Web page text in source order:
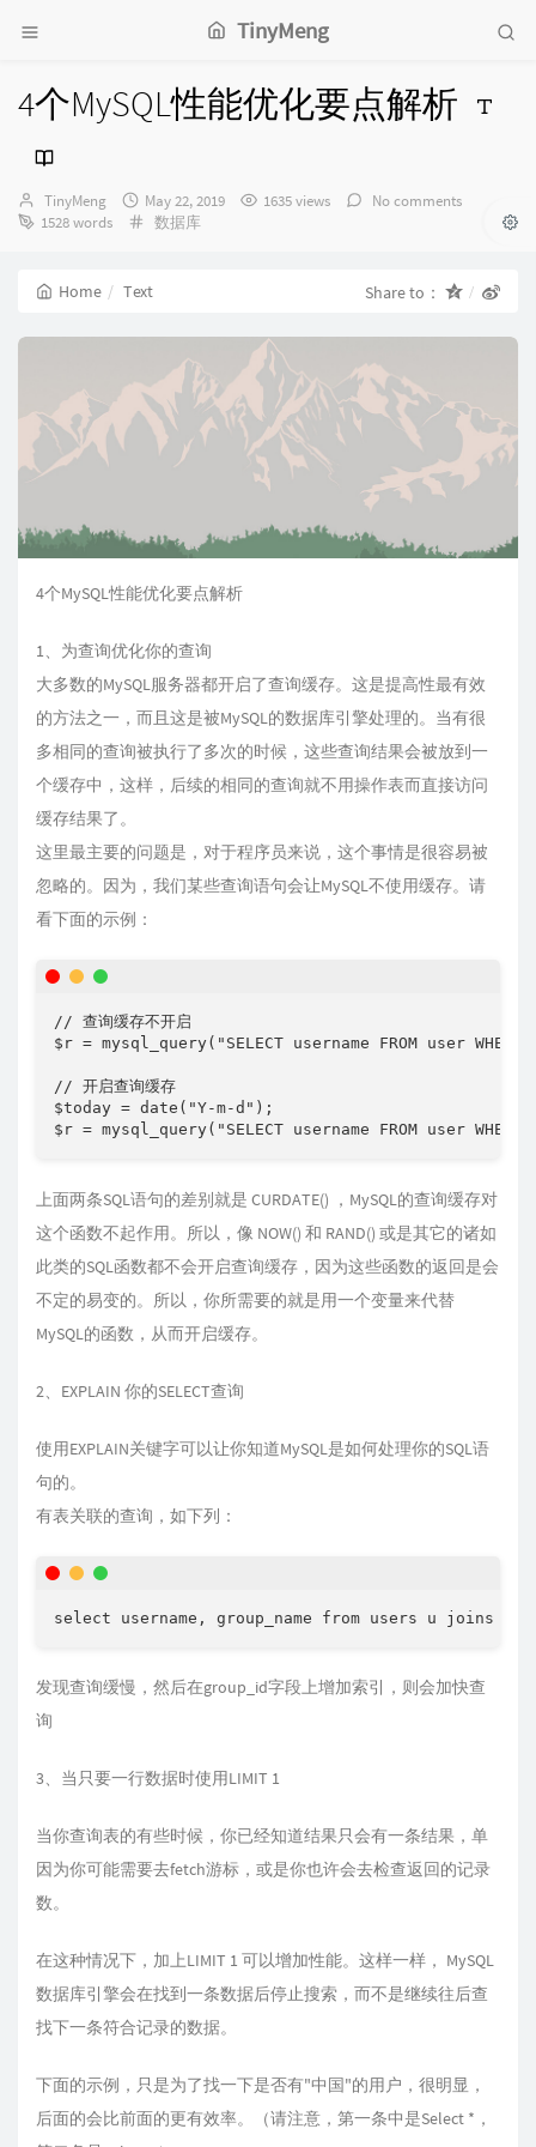
TinyMeng
4个MySQL性能优化要点解析
Author：
TinyMeng
发
布
May 22, 2019 1635 views
No comments
1528 words
Categories：
数据库
Home Text Share to：
4个MySQL性能优化要点解析
1、为查询优化你的查询
大多数的MySQL服务器都开启了查询缓存。这是提高性最有效
的方法之一，而且这是被MySQL的数据库引擎处理的。当有很
多相同的查询被执行了多次的时候，这些查询结果会被放到一
个缓存中，这样，后续的相同的查询就不用操作表而直接访问
缓存结果了。
这里最主要的问题是，对于程序员来说，这个事情是很容易被
忽略的。因为，我们某些查询语句会让MySQL不使用缓存。请
看下面的示例：
// 查询缓存不开启
$r = mysql_query("SELECT username FROM user
// 开启查询缓存
$today = date("Y-m-d");
$r = mysql_query("SELECT username FROM user
上面两条SQL语句的差别就是 CURDATE() ，MySQL的查询缓存对
这个函数不起作用。所以，像 NOW() 和 RAND() 或是其它的诸如
此类的SQL函数都不会开启查询缓存，因为这些函数的返回是会
不定的易变的。所以，你所需要的就是用一个变量来代替
MySQL的函数，从而开启缓存。
2、EXPLAIN 你的SELECT查询
使用EXPLAIN关键字可以让你知道MySQL是如何处理你的SQL语
句的。
有表关联的查询，如下列：
select username, group_name from users u joins
发现查询缓慢，然后在group_id字段上增加索引，则会加快查
询
3、当只要一行数据时使用LIMIT 1
当你查询表的有些时候，你已经知道结果只会有一条结果，单
因为你可能需要去fetch游标，或是你也许会去检查返回的记录
数。
在这种情况下，加上LIMIT 1 可以增加性能。这样一样， MySQL
数据库引擎会在找到一条数据后停止搜索，而不是继续往后查
找下一条符合记录的数据。
下面的示例，只是为了找一下是否有"中国"的用户，很明显，
后面的会比前面的更有效率。（请注意，第一条中是Select *，